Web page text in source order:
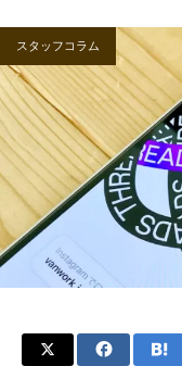
スタッフコラム